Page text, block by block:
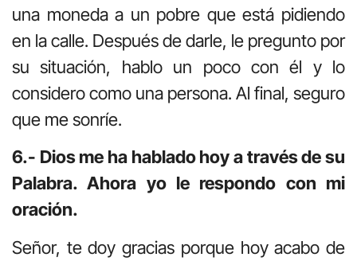
una moneda a un pobre que está pidiendo
en la calle. Después de darle, le pregunto por
su situación, hablo un poco con él y lo
considero como una persona. Al final, seguro
que me sonríe.
6.- Dios me ha hablado hoy a través de su
Palabra. Ahora yo le respondo con mi
oración.
Señor, te doy gracias porque hoy acabo de